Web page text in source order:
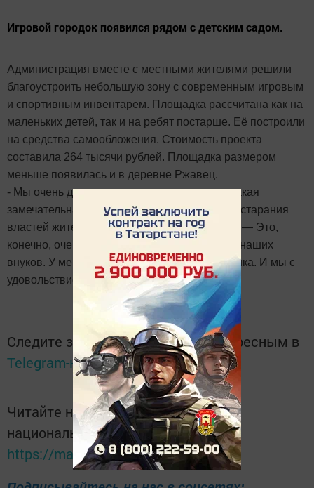
Игровой городок появился рядом с детским садом.
Администрация вместе с местными жителями решили
благоустроить небольшую зону с современным игровым
и спортивным инвентарем. Площадка рассчитана как на
маленьких детей, так и на ребят постарше. Её построили
на средства самообложения. Стоимость проекта
составила 264 тысячи рублей. Площадка размером
меньше появилась и в деревне Ржавец.
- Мы очень довольны, что у нас открылась такая
замечательная новая площадка, — оценила старания
властей жительница Приволжского Татьяна. — Это,
конечно, очень здорово для наших детишек, наших
внуков. У меня есть внучка, которой два годика. И мы с
удовольствием сюда приходим.
Следите за самым важным и интересным в
Telegram-каналеТатмедиа
Читайте новости Татарстана в
национальном мессенджере MАХ:
https://max.ru/tatmedia